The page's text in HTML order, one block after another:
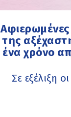
της
ένα χρόνο
Σε εξέλιξη